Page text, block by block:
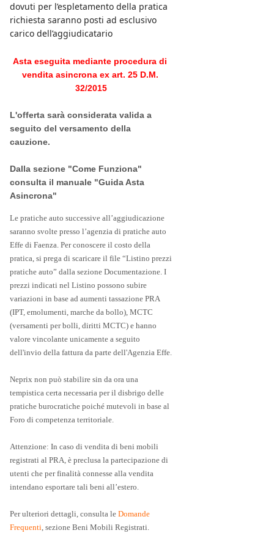
dovuti per l’espletamento della pratica
richiesta saranno posti ad esclusivo
carico dell’aggiudicatario
Asta eseguita mediante procedura di
vendita asincrona ex art. 25 D.M.
32/2015
L'offerta sarà considerata valida a
seguito del versamento della
cauzione.
Dalla sezione "Come Funziona"
consulta il manuale "Guida Asta
Asincrona"
Le pratiche auto successive all’aggiudicazione
saranno svolte presso l’agenzia di pratiche auto
Effe di Faenza. Per conoscere il costo della
pratica, si prega di scaricare il file “Listino prezzi
pratiche auto” dalla sezione Documentazione. I
prezzi indicati nel Listino possono subire
variazioni in base ad aumenti tassazione PRA
(IPT, emolumenti, marche da bollo), MCTC
(versamenti per bolli, diritti MCTC) e hanno
valore vincolante unicamente a seguito
dell'invio della fattura da parte dell'Agenzia Effe.
Neprix non può stabilire sin da ora una
tempistica certa necessaria per il disbrigo delle
pratiche burocratiche poiché mutevoli in base al
Foro di competenza territoriale.
Attenzione: In caso di vendita di beni mobili
registrati al PRA, è preclusa la partecipazione di
utenti che per finalità connesse alla vendita
intendano esportare tali beni all’estero.
Per ulteriori dettagli, consulta le Domande
Frequenti, sezione Beni Mobili Registrati.